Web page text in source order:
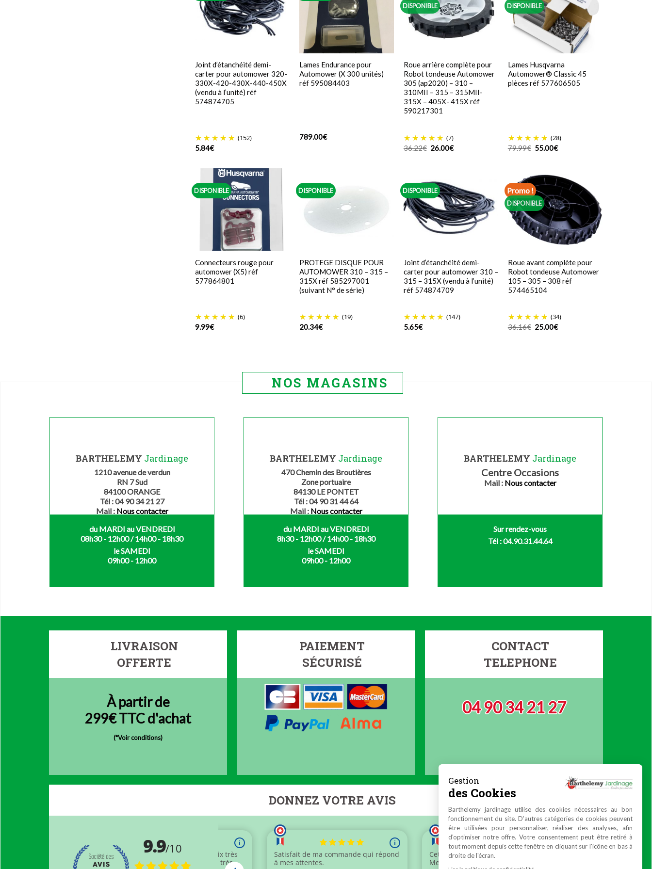
Joint d’étanchéité demi-
carter pour automower 320-
330X-420-430X-440-450X
(vendu à l’unité) réf
574874705
(152)
5.84€
Lames Endurance pour
Automower (X 300 unités)
réf 595084403
789.00€
DISPONIBLE
Roue arrière complète pour
Robot tondeuse Automower
305 (ap2020) – 310 –
310MII – 315 – 315MII-
315X – 405X- 415X réf
590217301
(7)
36.22€ Le
26.00€Le
DISPONIBLE
Lames Husqvarna
Automower® Classic 45
pièces réf 577606505
(28)
79.99€ Le
79.99€.
55.00€Le
55.00€.
DISPONIBLE
Connecteurs rouge pour
automower (X5) réf
577864801
(6)
9.99€
DISPONIBLE
PROTEGE DISQUE POUR
AUTOMOWER 310 – 315 –
315X réf 585297001
(suivant N° de série)
(19)
20.34€
DISPONIBLE
Joint d’étanchéité demi-
carter pour automower 310 –
315 – 315X (vendu à l’unité)
réf 574874709
(147)
5.65€
Promo !
DISPONIBLE
Roue avant complète pour
Robot tondeuse Automower
105 – 305 – 308 réf
574465104
(34)
36.16€ Le
25.00€Le
NOS MAGASINS
BARTHELEMY Jardinage
1210 avenue de verdun
RN 7 Sud
84100 ORANGE
Tél : 04 90 34 21 27
Mail : Nous contacter
du MARDI au VENDREDI
08h30 - 12h00 / 14h00 - 18h30
le SAMEDI
09h00 - 12h00
BARTHELEMY Jardinage
470 Chemin des Broutières
Zone portuaire
84130 LE PONTET
Tél : 04 90 31 44 64
Mail : Nous contacter
du MARDI au VENDREDI
8h30 - 12h00 / 14h00 - 18h30
le SAMEDI
09h00 - 12h00
BARTHELEMY Jardinage
Centre Occasions
Mail : Nous contacter
Sur rendez-vous
Tél : 04.90.31.44.64
LIVRAISON
OFFERTE
À partir de
299€ TTC d'achat
(*Voir conditions)
PAIEMENT
SÉCURISÉ
CONTACT
TELEPHONE
04 90 34 21 27
DONNEZ VOTRE AVIS
Gestion
des Cookies
Barthelemy jardinage utilise des cookies nécessaires au bon
fonctionnement du site. D’autres catégories de cookies peuvent
être utilisées pour personnaliser, réaliser des analyses, afin
d'optimiser notre offre. Votre consentement peut être retiré à
tout moment depuis cette fenêtre en cliquant sur l'icône en bas à
droite de l'écran.